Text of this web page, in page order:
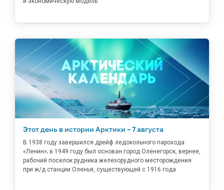
Этот день в истории Арктики – 7 августа
В 1938 году завершился дрейф ледокольного парохода
«Ленин»; в 1949 году был основан город Оленегорск, вернее,
рабочий поселок рудника железорудного месторождения
при ж/д станции Оленья, существующей с 1916 года